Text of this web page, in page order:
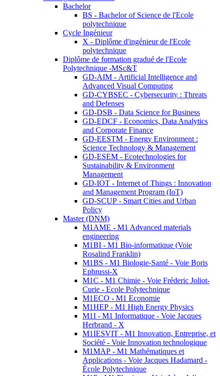
Bachelor
BS - Bachelor of Science de l'Ecole
polytechnique
Cycle Ingénieur
X - Diplôme d'ingénieur de l'Ecole
polytechnique
Diplôme de formation gradué de l'Ecole
Polytechnique -MSc&T
GD-AIM - Artificial Intelligence and
Advanced Visual Computing
GD-CYBSEC - Cybersecurity : Threats
and Defenses
GD-DSB - Data Science for Business
GD-EDCF - Economics, Data Analytics
and Corporate Finance
GD-EESTM - Energy Environment :
Science Technology & Management
GD-ESEM - Ecotechnologies for
Sustainability & Environment
Management
GD-IOT - Internet of Things : Innovation
and Management Program (IoT)
GD-SCUP - Smart Cities and Urban
Policy
Master (DNM)
M1AME - M1 Advanced materials
engineering
M1BI - M1 Bio-informatique (Voie
Rosalind Franklin)
M1BS - M1 Biologie-Santé - Voie Boris
Ephrussi-X
M1C - M1 Chimie - Voie Fréderic Joliot-
Curie - Ecole Polytechnique
M1ECO - M1 Economie
M1HEP - M1 High Energy Physics
M1I - M1 Informatique - Voie Jacques
Herbrand - X
M1IESVIT - M1 Innovation, Entreprise, et
Société - Voie Innovation technologique
M1MAP - M1 Mathématiques et
Applications - Voie Jacques Hadamard -
École Polytechnique